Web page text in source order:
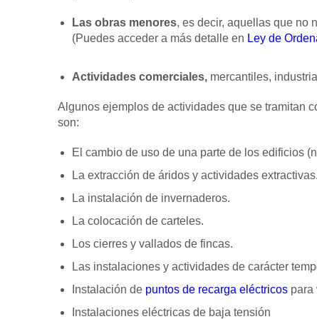
Las obras menores, es decir, aquellas que no
(Puedes acceder a más detalle en Ley de
Actividades comerciales, mercantiles,
Algunos ejemplos de actividades que se tramitan
son:
El cambio de uso de una parte de los edificios
La extracción de áridos y actividades extractivas.
La instalación de invernaderos.
La colocación de carteles.
Los cierres y vallados de fincas.
Las instalaciones y actividades de carácter
Instalación de puntos de recarga eléctricos para
Instalaciones eléctricas de baja tensión